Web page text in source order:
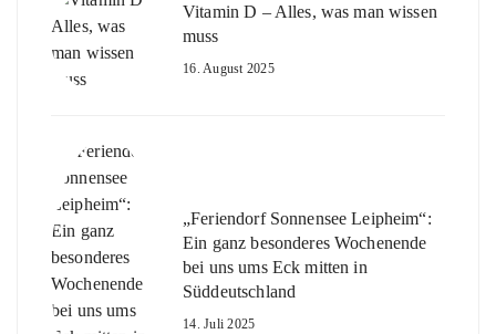
Vitamin D – Alles, was man wissen
muss
16. August 2025
„Feriendorf Sonnensee Leipheim“:
Ein ganz besonderes Wochenende
bei uns ums Eck mitten in
Süddeutschland
14. Juli 2025